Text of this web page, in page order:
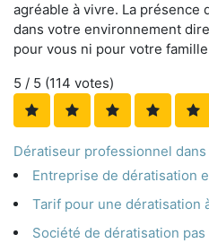
agréable à vivre. La présence
dans votre environnement
pour vous ni pour votre
5 / 5 (114 votes)
Dératiseur professionnel
Entreprise de dératisation
Tarif pour une dératisation
Société de dératisation pas